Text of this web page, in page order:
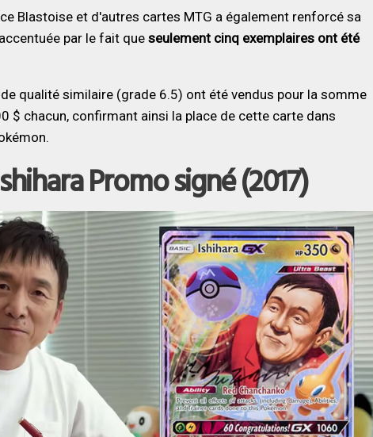
Blastoise et d'autres cartes MTG a également renforcé sa
par le fait queseulement cinq exemplaires ont été
qualité similaire (grade 6.5) ont été vendus pour la somme
$ chacun, confirmant ainsi la place de cette carte dans
Promo signé (2017)